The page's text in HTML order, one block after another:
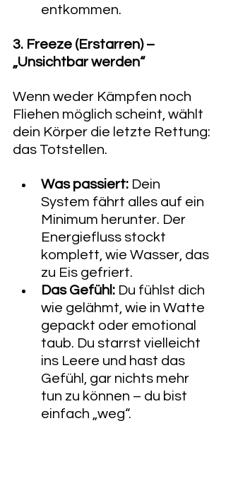
entkommen.
3. Freeze (Erstarren) –
„Unsichtbar werden“
Wenn weder Kämpfen noch
Fliehen möglich scheint, wählt
dein Körper die letzte Rettung:
das Totstellen.
Was passiert: Dein
System fährt alles auf ein
Minimum herunter. Der
Energiefluss stockt
komplett, wie Wasser, das
zu Eis gefriert.
Das Gefühl: Du fühlst dich
wie gelähmt, wie in Watte
gepackt oder emotional
taub. Du starrst vielleicht
ins Leere und hast das
Gefühl, gar nichts mehr
tun zu können – du bist
einfach „weg“.